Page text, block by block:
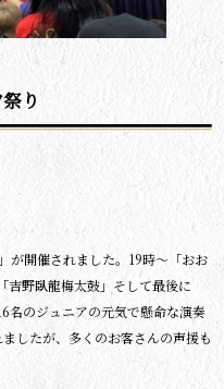
り
が開催されました。19時～「おお
吉野臥龍梅太鼓」そして最後に
名のジュニアの元気で懸命な演奏
したが、多くのお客さんの声援も